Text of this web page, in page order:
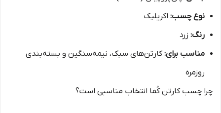
نوع چسب: اکریلیک
رنگ: زرد
مناسب برای:کارتن‌های سبک، نیمه‌سنگین و بسته‌بندی
روزمره
چرا چسب کارتن کُما انتخاب مناسبی است؟